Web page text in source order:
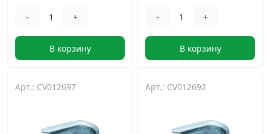
- +
В корзину
- +
В корзину
Арт.: CV012697 Арт.: CV012692